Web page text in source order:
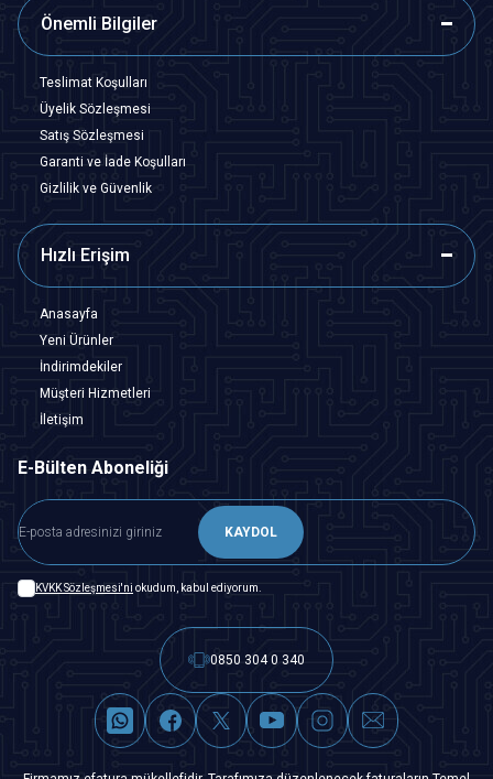
Önemli Bilgiler
Teslimat Koşulları
Üyelik Sözleşmesi
Satış Sözleşmesi
Garanti ve İade Koşulları
Gizlilik ve Güvenlik
Hızlı Erişim
Anasayfa
Yeni Ürünler
İndirimdekiler
Müşteri Hizmetleri
İletişim
E-Bülten Aboneliği
KAYDOL
KVKK Sözleşmesi'ni okudum, kabul ediyorum.
0850 304 0 340